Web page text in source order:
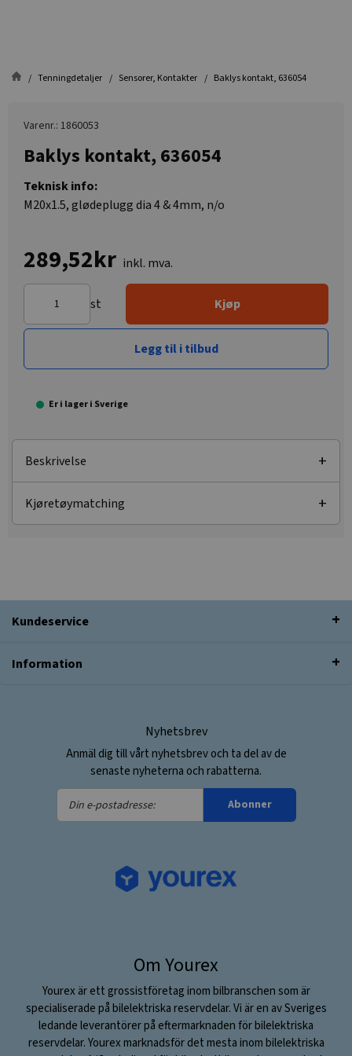
Tenningdetaljer Sensorer, Kontakter Baklys kontakt, 636054
Varenr.: 1860053
Baklys kontakt, 636054
Teknisk info:
M20x1.5, glødeplugg dia 4 & 4mm, n/o
289,52kr inkl. mva.
st Kjøp
Legg til i tilbud
Er i lager i Sverige
Beskrivelse
Kjøretøymatching
Kundeservice
Information
Nyhetsbrev
Anmäl dig till vårt nyhetsbrev och ta del av de
senaste nyheterna och rabatterna.
Din
e-
Abonner
Om Yourex
Yourex är ett grossistföretag inom bilbranschen som är
specialiserade på bilelektriska reservdelar. Vi är en av Sveriges
ledande leverantörer på eftermarknaden för bilelektriska
reservdelar. Yourex marknadsför det mesta inom bilelektriska